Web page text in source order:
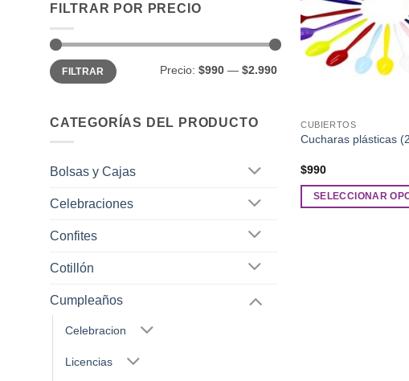
FILTRAR POR PRECIO
Precio
mínimo
Precio
máximo
FILTRAR Precio: $990— $2.990
CATEGORÍAS DEL PRODUCTO
Bolsas y Cajas
Celebraciones
Confites
Cotillón
Cumpleaños
Celebracion
Licencias
CUBIERTOS
Cucharas plásticas
$990
SELECCIONAR